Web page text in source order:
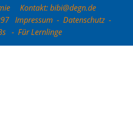
Kontakt: bibi@degn.de
Impressum - Datenschutz-
-Für Lernlinge